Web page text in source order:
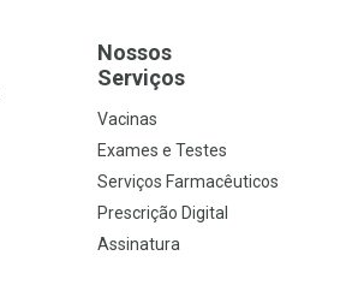
Nossos
Serviços
Vacinas
Exames e Testes
Serviços Farmacêuticos
Prescrição Digital
Assinatura